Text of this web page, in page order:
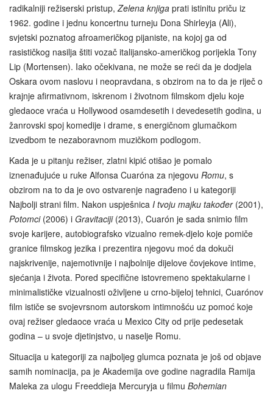
radikalniji režiserski pristup, Zelena knjiga prati istinitu priču iz
1962. godine i jednu koncertnu turneju Dona Shirleyja (Ali),
svjetski poznatog afroameričkog pijaniste, na kojoj ga od
rasističkog nasilja štiti vozač italijansko-američkog porijekla Tony
Lip (Mortensen). Iako očekivana, ne može se reći da je dodjela
Oskara ovom naslovu i neopravdana, s obzirom na to da je riječ o
krajnje afirmativnom, iskrenom i životnom filmskom djelu koje
gledaoce vraća u Hollywood osamdesetih i devedesetih godina, u
žanrovski spoj komedije i drame, s energičnom glumačkom
izvedbom te nezaboravnom muzičkom podlogom.
Kada je u pitanju režiser, zlatni kipić otišao je pomalo
iznenađujuće u ruke Alfonsa Cuaróna za njegovu Romu, s
obzirom na to da je ovo ostvarenje nagrađeno i u kategoriji
Najbolji strani film. Nakon uspješnica I tvoju majku također(2001),
Potomci(2006) i Gravitaciji (2013), Cuarón je sada snimio film
svoje karijere, autobiografsko vizualno remek-djelo koje pomiče
granice filmskog jezika i prezentira njegovu moć da dokuči
najskrivenije, najemotivnije i najbolnije dijelove čovjekove intime,
sjećanja i života. Pored specifične istovremeno spektakularne i
minimalističke vizualnosti oživljene u crno-bijeloj tehnici, Cuarónov
film ističe se svojevrsnom autorskom intimnošću uz pomoć koje
ovaj režiser gledaoce vraća u Mexico City od prije pedesetak
godina – u svoje djetinjstvo, u naselje Romu.
Situacija u kategoriji za najboljeg glumca poznata je još od objave
samih nominacija, pa je Akademija ove godine nagradila Ramija
Maleka za ulogu Freeddieja Mercuryja u filmu Bohemian